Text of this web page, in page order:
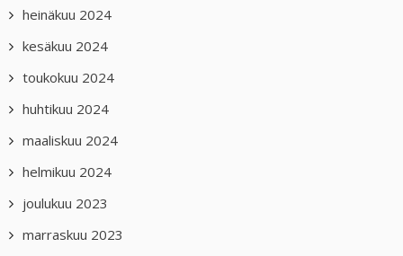
heinäkuu 2024
kesäkuu 2024
toukokuu 2024
huhtikuu 2024
maaliskuu 2024
helmikuu 2024
joulukuu 2023
marraskuu 2023